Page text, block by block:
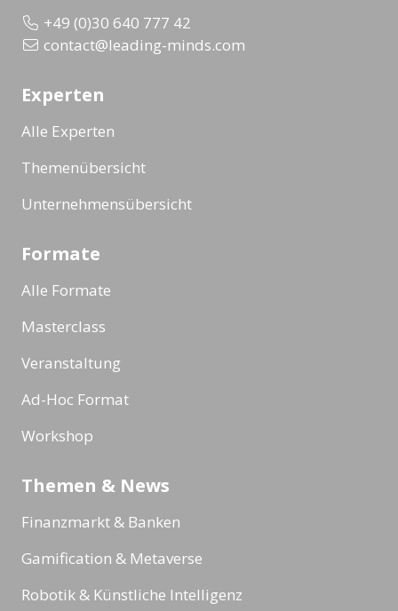
+49 (0)30 640 777 42
contact@leading-minds.com
Experten
Alle Experten
Themenübersicht
Unternehmensübersicht
Formate
Alle Formate
Masterclass
Veranstaltung
Ad-Hoc Format
Workshop
Themen & News
Finanzmarkt & Banken
Gamification & Metaverse
Robotik & Künstliche Intelligenz